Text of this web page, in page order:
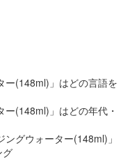
ー(148ml)」はどの言語を
ー(148ml)」はどの年代・
グウォーター(148ml)」
グ